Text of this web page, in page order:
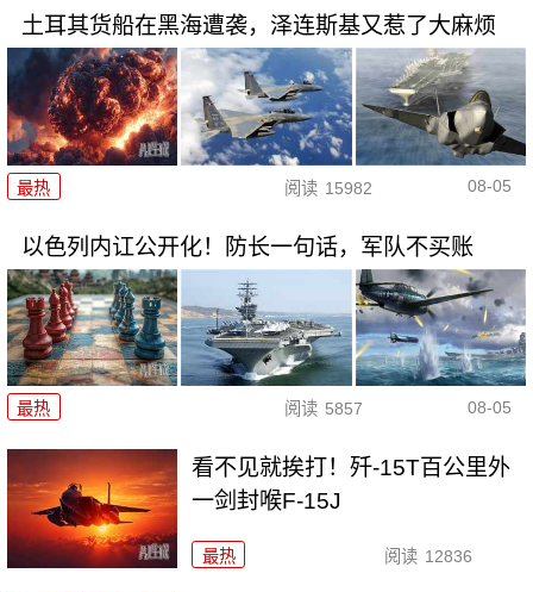
土耳其货船在黑海遭袭，泽连斯基又惹了大麻烦
最热 阅读 15982 08-05
以色列内讧公开化！防长一句话，军队不买账
最热 阅读 5857 08-05
看不见就挨打！歼-15T百公里外
一剑封喉F-15J
最热 阅读 12836